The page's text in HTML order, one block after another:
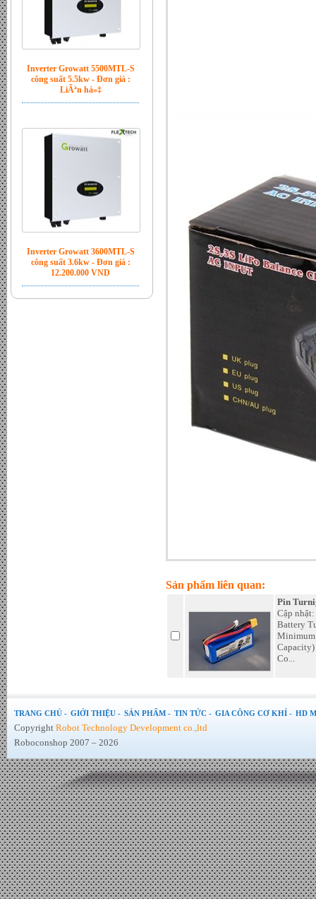
Inverter Growatt 5500MTL-S
công suất 5.5kw - Đơn giá :
LiÃªn há»‡
Inverter Growatt 3600MTL-S
công suất 3.6kw - Đơn giá :
12.200.000 VND
Tấm Pin mặt trời 370W Mono
PERC chính hãng JA Sollar -
Đơn giá : LiÃªn há»‡
Sản phẩm liên quan:
Pin
Cập
Battery
Minimum
Co...
TRANG CHỦ - GIỚI THIỆU - SẢN PHẨM - TIN TỨC - GIA CÔNG CƠ KHÍ - HD
Copyright Robot Technology Development co.,ltd
Roboconshop 2007 – 2026